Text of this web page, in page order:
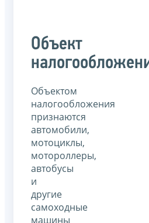
Объект
Объектом
налогообложения
признаются
автомобили,
мотоциклы,
мотороллеры,
автобусы
и
другие
самоходные
машины